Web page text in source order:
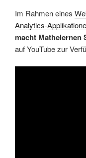
Im Rahmen eines
Analytics-
macht Mathelernen
auf YouTube zur